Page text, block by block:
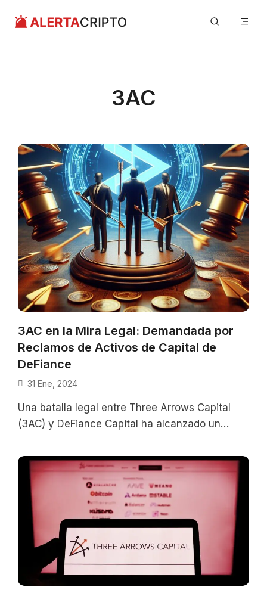
contenido
3AC
3AC en la Mira Legal: Demandada por
Reclamos de Activos de Capital de
DeFiance
31 Ene, 2024
Una batalla legal entre Three Arrows Capital
(3AC) y DeFiance Capital ha alcanzado un